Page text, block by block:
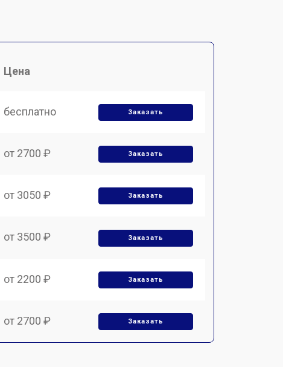
Цена
бесплатно Заказать
от 2700 ₽ Заказать
от 3050 ₽ Заказать
от 3500 ₽ Заказать
от 2200 ₽ Заказать
от 2700 ₽ Заказать